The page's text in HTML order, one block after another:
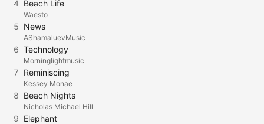
4 Beach Life
Waesto
5 News
AShamaluevMusic
6 Technology
Morninglightmusic
7 Reminiscing
Kessey Monae
8 Beach Nights
Nicholas Michael Hill
9 Elephant